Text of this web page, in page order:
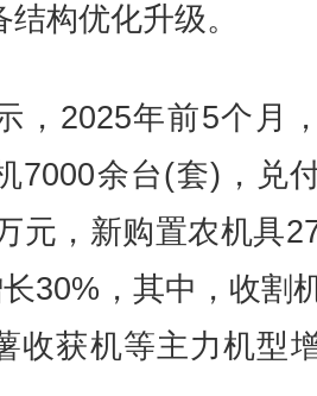
构优化升级。
2025年前5个月
7000余台(套)，兑
元，新购置农机具
30%，其中，收割
收获机等主力机型